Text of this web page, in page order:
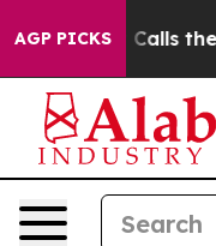
AGP PICKS
Calls the People